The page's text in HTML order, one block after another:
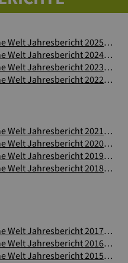
Jugend Eine Welt Jahresbericht 2025
(6
Jugend Eine Welt Jahresbericht 2024
(3
Jugend Eine Welt Jahresbericht 2023
(5
Jugend Eine Welt Jahresbericht 2022
(3
Jugend Eine Welt Jahresbericht 2021
(2
Jugend Eine Welt Jahresbericht 2020
(2
Jugend Eine Welt Jahresbericht 2019
(1
Jugend Eine Welt Jahresbericht 2018
(3
Jugend Eine Welt Jahresbericht 2017
(4
Jugend Eine Welt Jahresbericht 2016
(4
Jugend Eine Welt Jahresbericht 2015
(9